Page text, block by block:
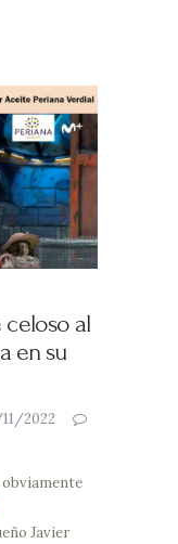
celoso al
en su
2022
obviamente
Javier